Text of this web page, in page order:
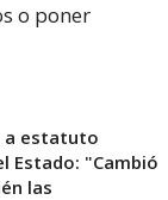
o poner
a estatuto
Estado: "Cambió
las